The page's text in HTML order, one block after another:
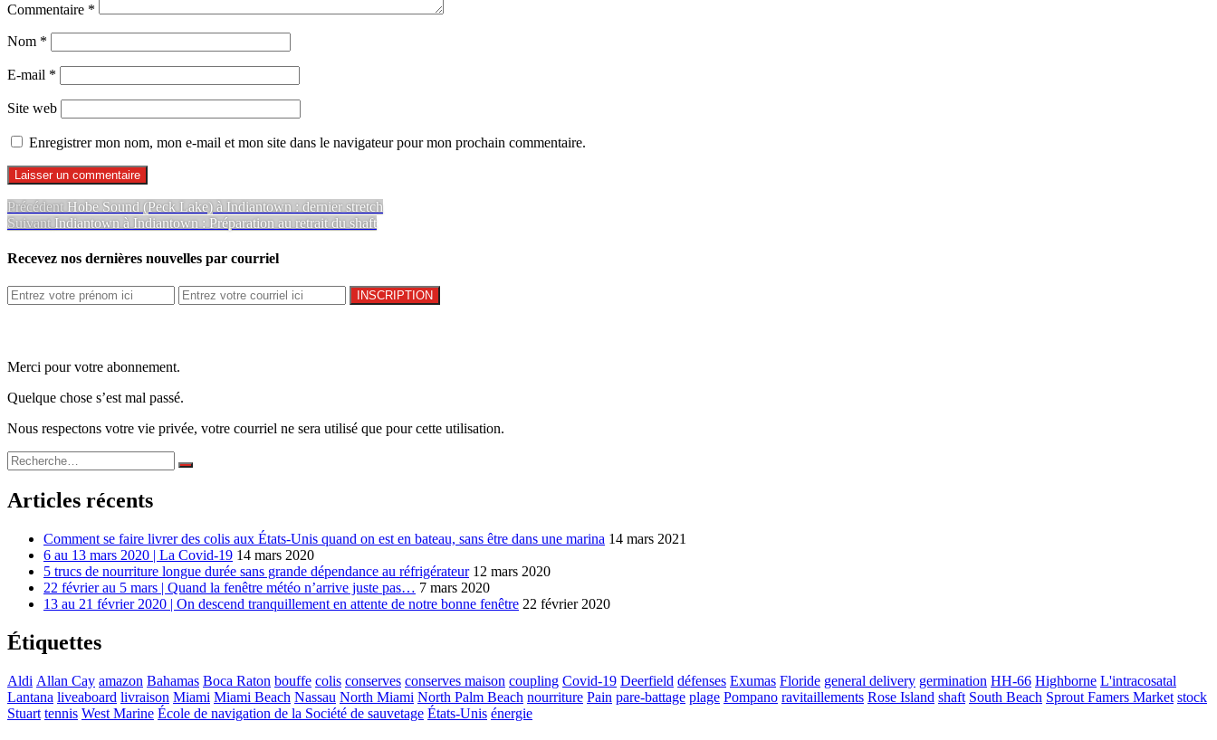
Commentaire *
Nom *
E-mail *
Site web
Enregistrer mon nom, mon e-mail et mon site dans le navigateur pour mon prochain commentaire.
Navigation
de
l’article
Précédent Article
précédent :
Hobe Sound (Peck Lake) à Indiantown : dernier stretch
Suivant Article
Indiantown à Indiantown : Préparation au retrait du shaft
Recevez nos dernières nouvelles par courriel
Merci pour votre abonnement.
Quelque chose s’est mal passé.
Nous respectons votre vie privée, votre courriel ne sera utilisé que pour cette utilisation.
Recherche
pour :
Rechercher
Articles récents
Comment se faire livrer des colis aux États-Unis quand on est en bateau, sans être dans une marina 14 mars 2021
6 au 13 mars 2020 | La Covid-19 14 mars 2020
5 trucs de nourriture longue durée sans grande dépendance au réfrigérateur 12 mars 2020
22 février au 5 mars | Quand la fenêtre météo n’arrive juste pas… 7 mars 2020
13 au 21 février 2020 | On descend tranquillement en attente de notre bonne fenêtre 22 février 2020
Étiquettes
Aldi Allan Cay amazon Bahamas Boca Raton bouffe colis conserves conserves maison coupling Covid-19 Deerfield défenses Exumas Floride general delivery germination HH-66 Highborne L'intracosatal
Lantana liveaboard livraison Miami Miami Beach Nassau North Miami North Palm Beach nourriture Pain pare-battage plage Pompano ravitaillements Rose Island shaft South Beach Sprout Famers Market stock
Stuart tennis West Marine École de navigation de la Société de sauvetage États-Unis énergie